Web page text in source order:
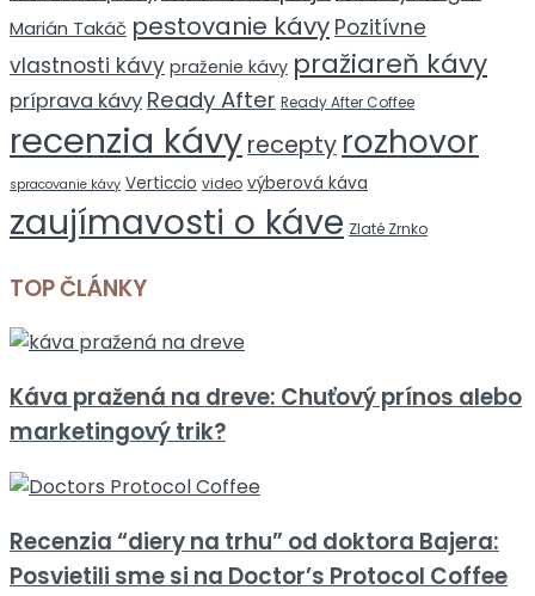
Marián Takáč pestovanie kávy Pozitívne
vlastnosti kávy praženie kávy pražiareň kávy
príprava kávy Ready After Ready After Coffee
recenzia kávyrecepty rozhovor
spracovanie kávy Verticcio video výberová káva
zaujímavosti o káve Zlaté Zrnko
TOP ČLÁNKY
Káva pražená na dreve: Chuťový prínos alebo
marketingový trik?
Recenzia “diery na trhu” od doktora Bajera:
Posvietili sme si na Doctor’s Protocol Coffee